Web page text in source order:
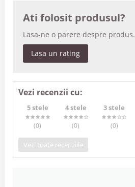
Ati folosit produsul?
Lasa-ne o parere despre produs.
Lasa un rating
Vezi recenzii cu:
5 stele
(0)
4 stele
(0)
3 stele
(0)
Vezi toate recenziile